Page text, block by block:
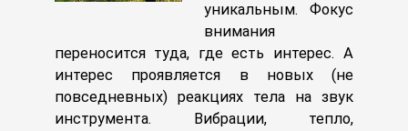
уникальным. Фокус
внимания
переносится туда, где есть интерес. А
интерес проявляется в новых (не
повседневных) реакциях тела на звук
инструмента. Вибрации, тепло,